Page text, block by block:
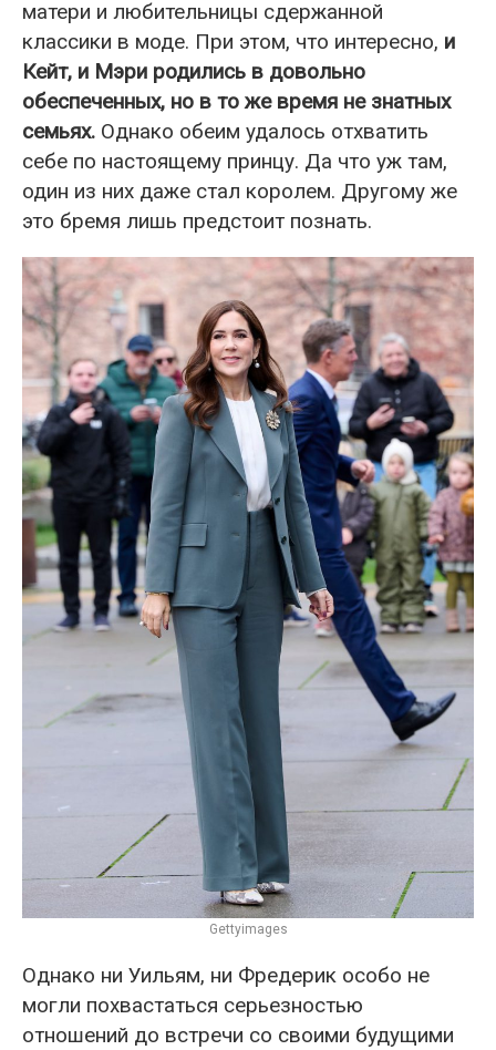
матери и любительницы сдержанной
классики в моде. При этом, что интересно, и
Кейт, и Мэри родились в довольно
обеспеченных, но в то же время не знатных
семьях. Однако обеим удалось отхватить
себе по настоящему принцу. Да что уж там,
один из них даже стал королем. Другому же
это бремя лишь предстоит познать.
Gettyimages
Однако ни Уильям, ни Фредерик особо не
могли похвастаться серьезностью
отношений до встречи со своими будущими